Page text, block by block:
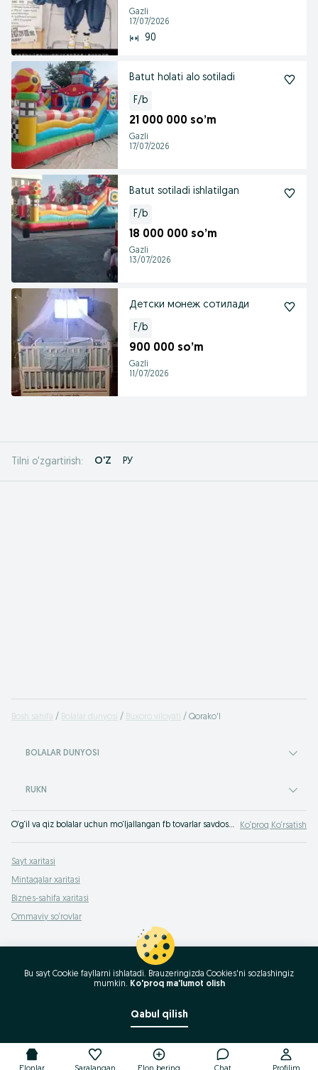
Gazli
17/07/2026
90
Batut holati alo sotiladi
F/b
21 000 000 so’m
Gazli
17/07/2026
Batut sotiladi ishlatilgan
F/b
18 000 000 so’m
Gazli
13/07/2026
Детски монеж сотилади
F/b
900 000 so’m
Gazli
11/07/2026
Tilni o'zgartirish: O'Z РУ
Bosh sahifa Bolalar dunyosi Buxoro viloyati Qorako'l
BOLALAR DUNYOSI
RUKN
O‘g‘il va qiz bolalar uchun mo‘ljallangan fb tovarlar savdosi OLX.uz Qorako'l e‘lonlar taxtasida. Farzandingiz uchun turli xil tovarlarni eng yaxshi narxlarda OLXda (avvalgi Torg) xarid qiling! Ko‘proq Ko‘rsatish
Sayt xaritasi
Mintaqalar xaritasi
Biznes-sahifa xaritasi
Ommaviy so‘rovlar
Bu sayt Cookie fayllarni ishlatadi. Brauzeringizda Cookies'ni sozlashingiz
mumkin. Ko'proq ma'lumot olish
Qabul qilish